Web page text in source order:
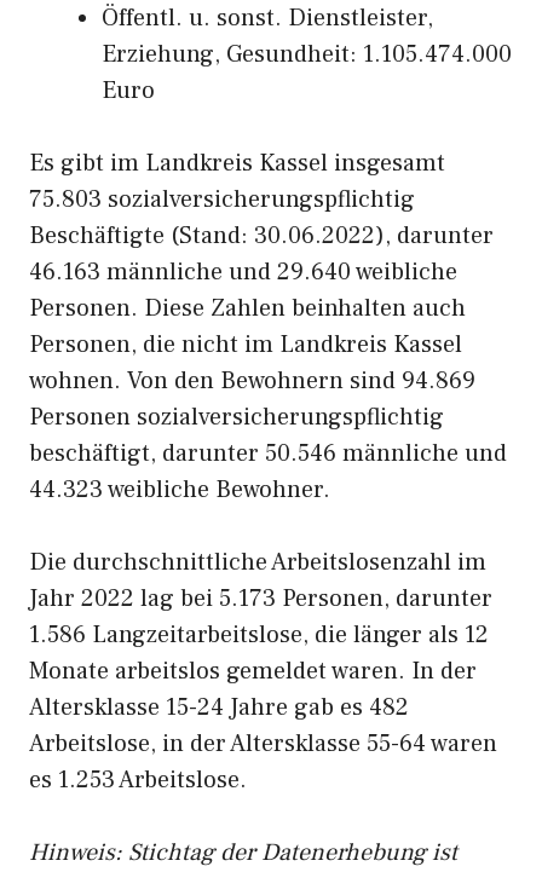
Öffentl. u. sonst. Dienstleister,
Erziehung, Gesundheit: 1.105.474.000
Euro
Es gibt im Landkreis Kassel insgesamt
75.803 sozialversicherungspflichtig
Beschäftigte (Stand: 30.06.2022), darunter
46.163 männliche und 29.640 weibliche
Personen. Diese Zahlen beinhalten auch
Personen, die nicht im Landkreis Kassel
wohnen. Von den Bewohnern sind 94.869
Personen sozialversicherungspflichtig
beschäftigt, darunter 50.546 männliche und
44.323 weibliche Bewohner.
Die durchschnittliche Arbeitslosenzahl im
Jahr 2022 lag bei 5.173 Personen, darunter
1.586 Langzeitarbeitslose, die länger als 12
Monate arbeitslos gemeldet waren. In der
Altersklasse 15-24 Jahre gab es 482
Arbeitslose, in der Altersklasse 55-64 waren
es 1.253 Arbeitslose.
Hinweis: Stichtag der Datenerhebung ist